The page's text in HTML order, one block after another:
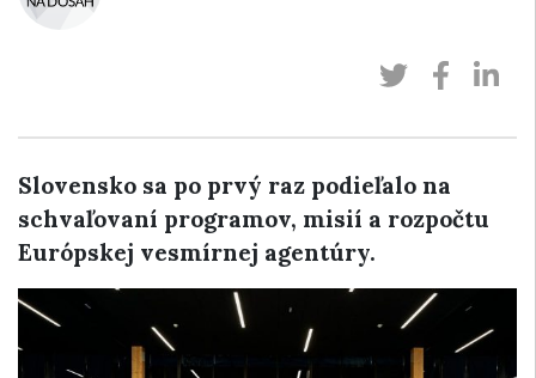
Slovensko sa po prvý raz podieľalo na
schvaľovaní programov, misií a rozpočtu
Európskej vesmírnej agentúry.